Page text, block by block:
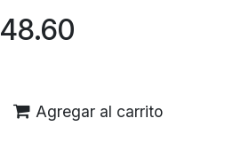
48.60
Agregar al carrito